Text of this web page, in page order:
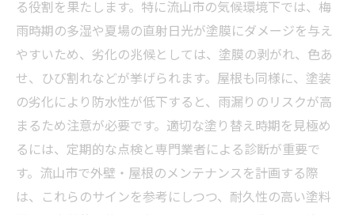
る役割を果たします。特に流山市の気候環境下では、梅
雨時期の多湿や夏場の直射日光が塗膜にダメージを与え
やすいため、劣化の兆候としては、塗膜の剥がれ、色あ
せ、ひび割れなどが挙げられます。屋根も同様に、塗装
の劣化により防水性が低下すると、雨漏りのリスクが高
まるため注意が必要です。適切な塗り替え時期を見極め
るには、定期的な点検と専門業者による診断が重要で
す。流山市で外壁・屋根のメンテナンスを計画する際
は、これらのサインを参考にしつつ、耐久性の高い塗料